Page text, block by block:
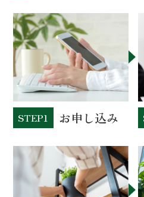
STEP1 お申し込み